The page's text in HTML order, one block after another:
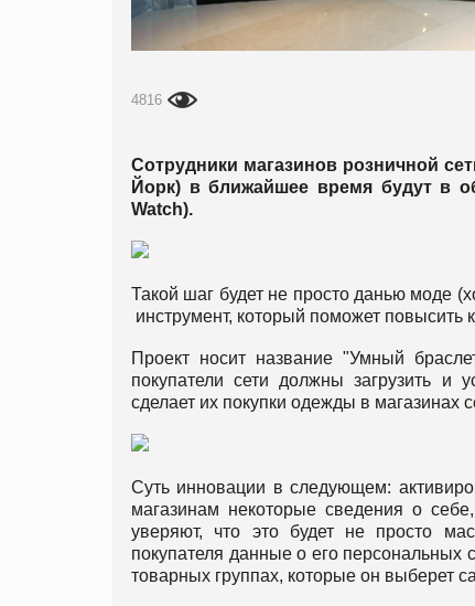
4816
Сотрудники магазинов розничной
Йорк) в ближайшее время будут в
Watch).
Такой шаг будет не просто данью моде
инструмент, который поможет повысить
Проект носит название "Умный
покупатели сети должны загрузить и
сделает их покупки одежды в
Суть инновации в следующем:
магазинам некоторые сведения о
уверяют, что это будет не просто
покупателя данные о его персональных
товарных группах, которые он выберет